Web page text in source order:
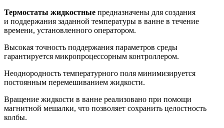
Термостаты жидкостные предназначены для создания
и поддержания заданной температуры в ванне в течение
времени, установленного оператором.
Высокая точность поддержания параметров среды
гарантируется микропроцессорным контроллером.
Неоднородность температурного поля минимизируется
постоянным перемешиванием жидкости.
Вращение жидкости в ванне реализовано при помощи
магнитной мешалки, что позволяет сохранить целостность
колбы.